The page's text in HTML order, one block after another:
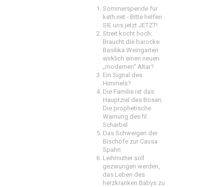
Sommerspende für
kath.net - Bitte helfen
SIE uns jetzt JETZT!
Streit kocht hoch:
Braucht die barocke
Basilika Weingarten
wirklich einen neuen
„modernen“ Altar?
Ein Signal des
Himmels?
Die Familie ist das
Hauptziel des Bösen:
Die prophetische
Warnung des hl.
Scharbel
Das Schweigen der
Bischöfe zur Causa
Spahn
Leihmutter soll
gezwungen werden,
das Leben des
herzkranken Babys zu